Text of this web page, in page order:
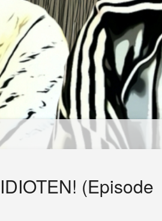
(Episode